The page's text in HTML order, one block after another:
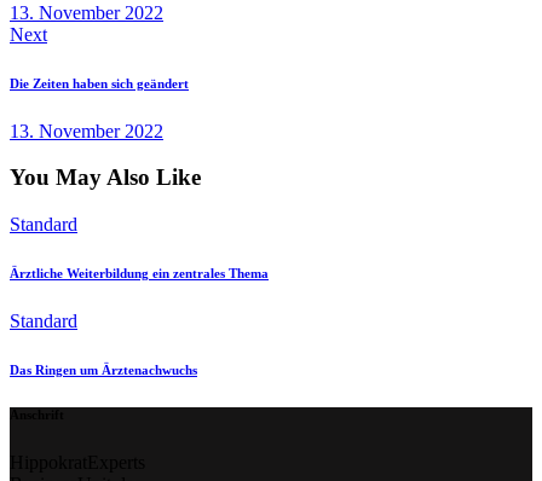
13. November 2022
Next
Die Zeiten haben sich geändert
13. November 2022
You May Also Like
Standard
Ärztliche Weiterbildung ein zentrales Thema
Standard
Das Ringen um Ärztenachwuchs